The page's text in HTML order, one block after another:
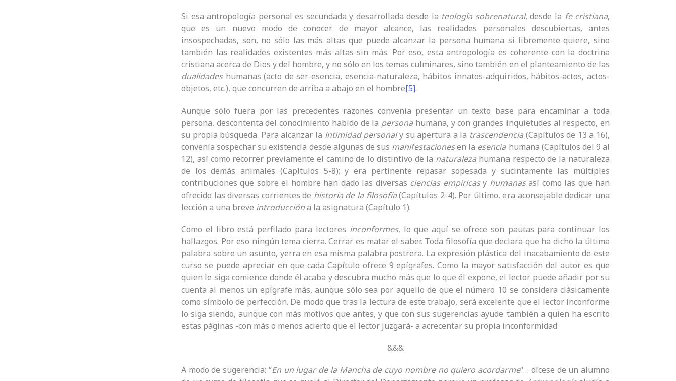
Si esa antropología personal es secundada y desarrollada desde la teología sobrenatural, desde la fe cristiana,
que es un nuevo modo de conocer de mayor alcance, las realidades personales descubiertas, antes
insospechadas, son, no sólo las más altas que puede alcanzar la persona humana si libremente quiere, sino
también las realidades existentes más altas sin más. Por eso, esta antropología es coherente con la doctrina
cristiana acerca de Dios y del hombre, y no sólo en los temas culminares, sino también en el planteamiento de las
dualidadeshumanas (acto de ser-esencia, esencia-naturaleza, hábitos innatos-adquiridos, hábitos-actos, actos-
objetos, etc.), que concurren de arriba a abajo en el hombre[5].
Aunque sólo fuera por las precedentes razones convenía presentar un texto base para encaminar a toda
persona, descontenta del conocimiento habido de la personahumana, y con grandes inquietudes al respecto, en
su propia búsqueda. Para alcanzar la intimidad personaly su apertura a la trascendencia(Capítulos de 13 a 16),
convenía sospechar su existencia desde algunas de sus manifestacionesen la esenciahumana (Capítulos del 9 al
12), así como recorrer previamente el camino de lo distintivo de la naturalezahumana respecto de la naturaleza
de los demás animales (Capítulos 5-8); y era pertinente repasar sopesada y sucintamente las múltiples
contribuciones que sobre el hombre han dado las diversas ciencias empíricasy humanasasí como las que han
ofrecido las diversas corrientes de historia de la filosofía(Capítulos 2-4). Por último, era aconsejable dedicar una
lección a una breve introduccióna la asignatura (Capítulo 1).
Como el libro está perfilado para lectores inconformes, lo que aquí se ofrece son pautas para continuar los
hallazgos. Por eso ningún tema cierra. Cerrar es matar el saber. Toda filosofía que declara que ha dicho la última
palabra sobre un asunto, yerra en esa misma palabra postrera. La expresión plástica del inacabamiento de este
curso se puede apreciar en que cada Capítulo ofrece 9 epígrafes. Como la mayor satisfacción del autor es que
quien le siga comience donde él acaba y descubra mucho más que lo que él expone, el lector puede añadir por su
cuenta al menos un epígrafe más, aunque sólo sea por aquello de que el número 10 se considera clásicamente
como símbolo de perfección. De modo que tras la lectura de este trabajo, será excelente que el lector inconforme
lo siga siendo, aunque con más motivos que antes, y que con sus sugerencias ayude también a quien ha escrito
estas páginas -con más o menos acierto que el lector juzgará- a acrecentar su propia inconformidad.
&&&
A modo de sugerencia: “En un lugar de la Mancha de cuyo nombre no quiero acordarme“… dícese de un alumno